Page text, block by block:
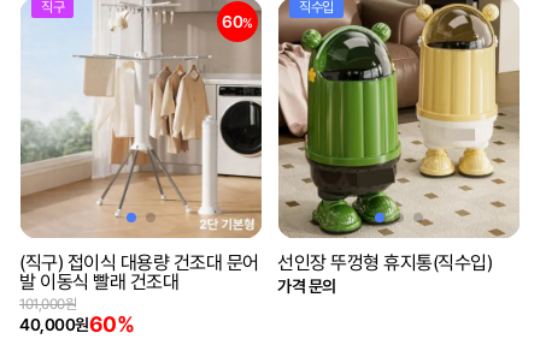
직구
60%
(직구) 접이식 대용량 건조대 문어
발 이동식 빨래 건조대
40,000원60%
101,000원
직수입
선인장 뚜껑형 휴지통(직수입)
가격 문의